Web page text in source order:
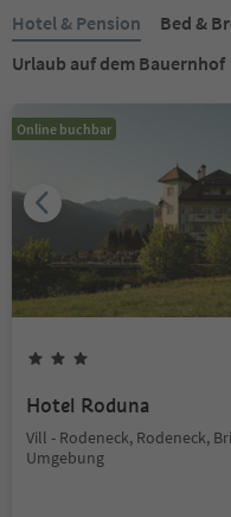
Hotel & Pension
Bed &
Urlaub auf dem Bauernhof
Online buchbar
Hotel Roduna
Vill - Rodeneck, Rodeneck,
Umgebung